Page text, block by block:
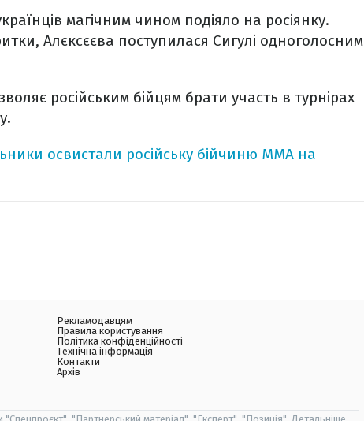
магічним чином подіяло на росіянку.
Алєксєєва поступилася Сигулі одноголосним
російським бійцям брати участь в турнірах
освистали російську бійчиню ММА на
Рекламодавцям
Правила користування
Політика конфіденційності
Технічна інформація
Контакти
Архів